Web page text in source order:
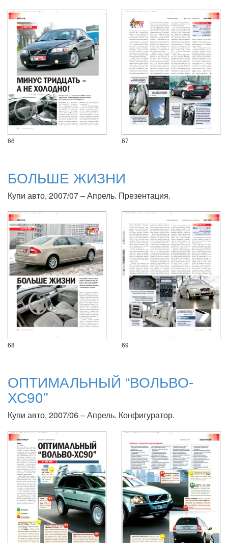
66 67
БОЛЬШЕ ЖИЗНИ
Купи авто, 2007/07 – Апрель. Презентация.
68 69
ОПТИМАЛЬНЫЙ “ВОЛЬВО-
ХС90”
Купи авто, 2007/06 – Апрель. Конфигуратор.